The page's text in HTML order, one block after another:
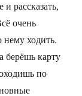
рассказать,
очень
ходить.
берёшь карту
по